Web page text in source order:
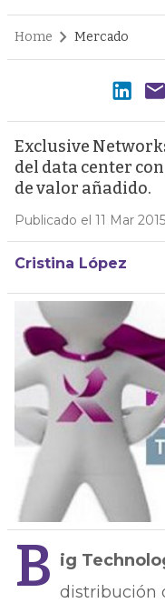
Home Mercado
Exclusive
del data center
de valor añadido.
Publicado el 11 Mar 2015
Cristina López
B ig
distribución